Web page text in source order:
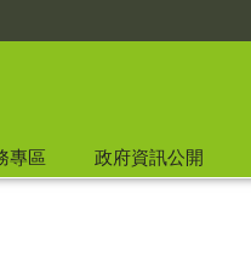
專區 政府資訊公開